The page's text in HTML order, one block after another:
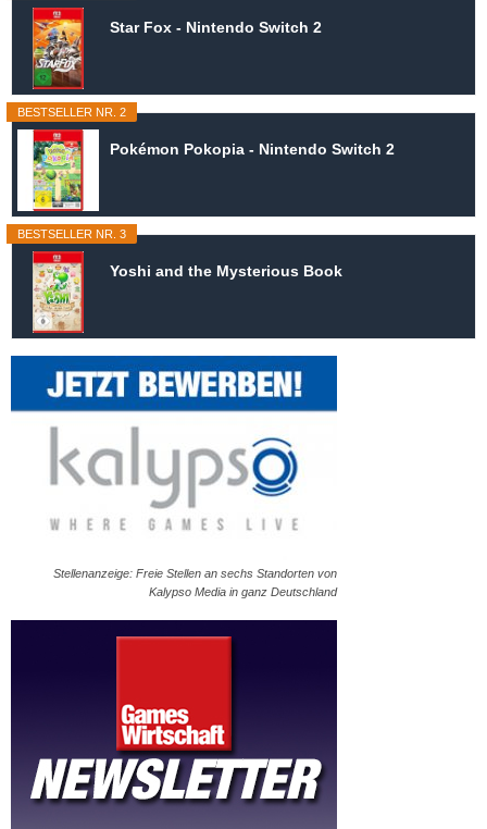
Star Fox - Nintendo Switch 2
BESTSELLER NR. 2
Pokémon Pokopia - Nintendo Switch 2
BESTSELLER NR. 3
Yoshi and the Mysterious Book
Stellenanzeige: Freie Stellen an sechs Standorten von
Kalypso Media in ganz Deutschland